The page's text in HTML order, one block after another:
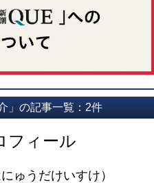
」の記事一覧：2件
フィール
ゅうだけいすけ）